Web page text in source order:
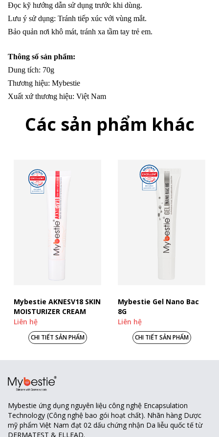
Đọc kỹ hướng dẫn sử dụng trước khi dùng.
Lưu ý sử dụng: Tránh tiếp xúc với vùng mắt.
Bảo quản nơi khô mát, tránh xa tầm tay trẻ em.
Thông số sản phẩm:
Dung tích: 70g
Thương hiệu: Mybestie
Xuất xứ thương hiệu: Việt Nam
Các sản phẩm khác
Mybestie AKNESV18 SKIN
MOISTURIZER CREAM
Liên hệ
CHI TIẾT SẢN PHẨM
Mybestie Gel Nano Bac
8G
Liên hệ
CHI TIẾT SẢN PHẨM
Mybestie ứng dụng nguyên liệu công nghệ Encapsulation
Technology (Công nghệ bao gói hoạt chất). Nhãn hàng Dược
mỹ phẩm Việt Nam đạt 02 dấu chứng nhận Da liễu quốc tế từ
DERMATEST & ELLEAD.